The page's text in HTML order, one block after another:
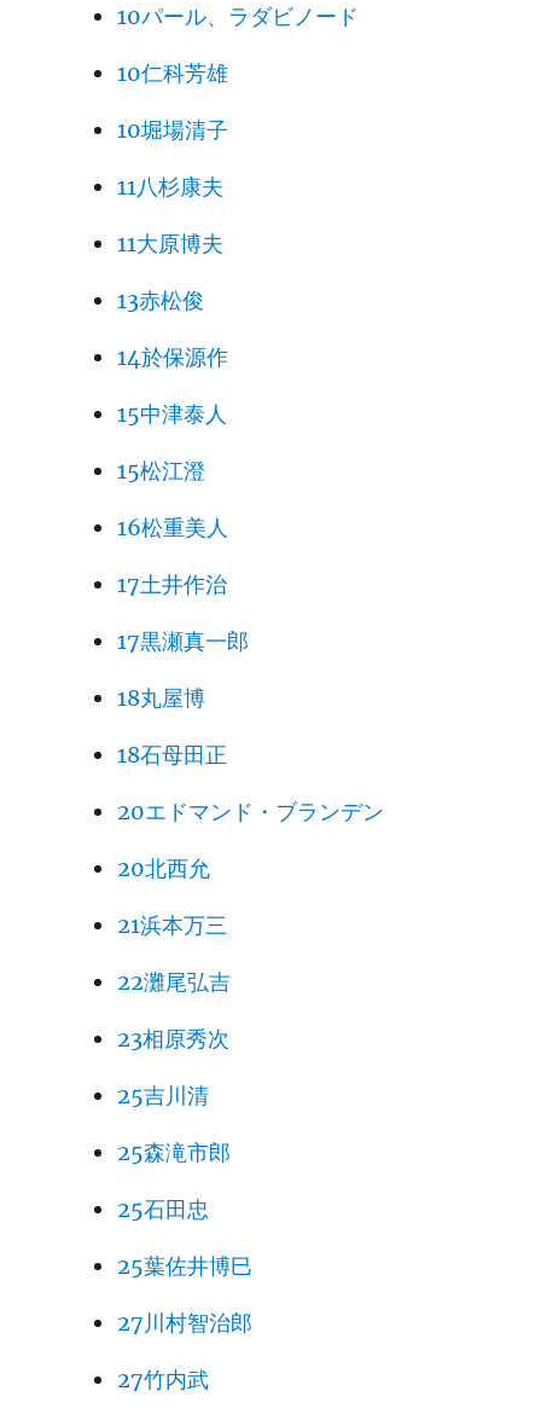
10パール、ラダビノード
10仁科芳雄
10堀場清子
11八杉康夫
11大原博夫
13赤松俊
14於保源作
15中津泰人
15松江澄
16松重美人
17土井作治
17黒瀬真一郎
18丸屋博
18石母田正
20エドマンド・ブランデン
20北西允
21浜本万三
22灘尾弘吉
23相原秀次
25吉川清
25森滝市郎
25石田忠
25葉佐井博巳
27川村智治郎
27竹内武